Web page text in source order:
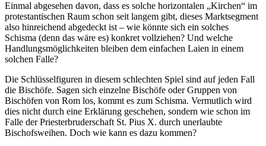
Einmal abgesehen davon, dass es solche horizontalen „Kirchen“ im
protestantischen Raum schon seit langem gibt, dieses Marktsegment
also hinreichend abgedeckt ist – wie könnte sich ein solches
Schisma (denn das wäre es) konkret vollziehen? Und welche
Handlungsmöglichkeiten bleiben dem einfachen Laien in einem
solchen Falle?
Die Schlüsselfiguren in diesem schlechten Spiel sind auf jeden Fall
die Bischöfe. Sagen sich einzelne Bischöfe oder Gruppen von
Bischöfen von Rom los, kommt es zum Schisma. Vermutlich wird
dies nicht durch eine Erklärung geschehen, sondern wie schon im
Falle der Priesterbruderschaft St. Pius X. durch unerlaubte
Bischofsweihen. Doch wie kann es dazu kommen?